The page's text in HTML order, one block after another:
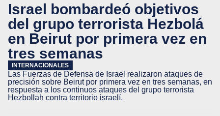
Israel bombardeó objetivos
del grupo terrorista Hezbolá
en Beirut por primera vez en
tres semanas
INTERNACIONALES
Las Fuerzas de Defensa de Israel realizaron ataques de
precisión sobre Beirut por primera vez en tres semanas, en
respuesta a los continuos ataques del grupo terrorista
Hezbollah contra territorio israelí.